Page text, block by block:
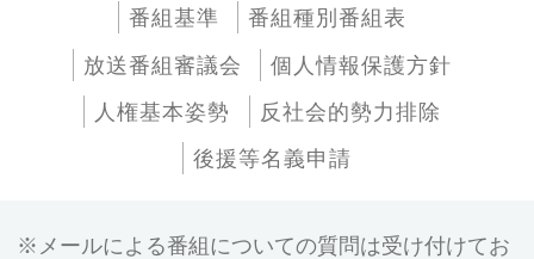
番組基準
番組種別番組表
放送番組審議会
個人情報保護方針
人権基本姿勢
反社会的勢力排除
後援等名義申請
メールによる番組についての質問は受け付けてお